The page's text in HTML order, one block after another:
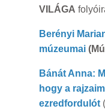
VILÁGA
Berényi
múzeumai
Bánát Anna:
hogy a
ezredfordulót (